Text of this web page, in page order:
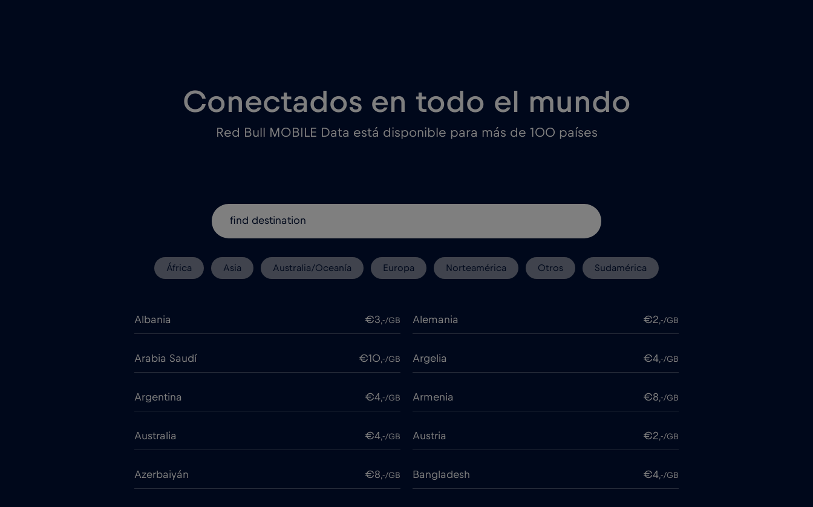
Conectados en todo el mundo
Red Bull MOBILE Data está disponible para más de 100 países
África Asia Australia/Oceanía Europa Norteamérica Otros Sudamérica
Albania €3,-/GB Alemania €2,-/GB
Arabia Saudí €10,-/GB Argelia €4,-/GB
Argentina €4,-/GB Armenia €8,-/GB
Australia €4,-/GB Austria €2,-/GB
Azerbaiyán €8,-/GB Bangladesh €4,-/GB